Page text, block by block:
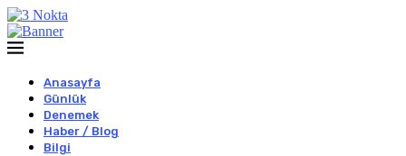
Anasayfa
Günlük
Denemek
Haber / Blog
Bilgi